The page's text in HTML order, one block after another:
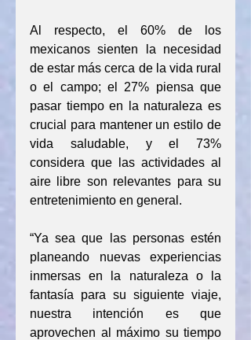
Al respecto, el 60% de los
mexicanos sienten la necesidad
de estar más cerca de la vida rural
o el campo; el 27% piensa que
pasar tiempo en la naturaleza es
crucial para mantener un estilo de
vida saludable, y el 73%
considera que las actividades al
aire libre son relevantes para su
entretenimiento en general.
“Ya sea que las personas estén
planeando nuevas experiencias
inmersas en la naturaleza o la
fantasía para su siguiente viaje,
nuestra intención es que
aprovechen al máximo su tiempo